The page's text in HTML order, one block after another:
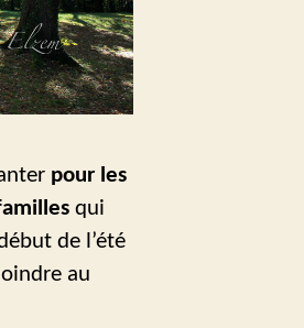
pour les
qui
de l’été
au